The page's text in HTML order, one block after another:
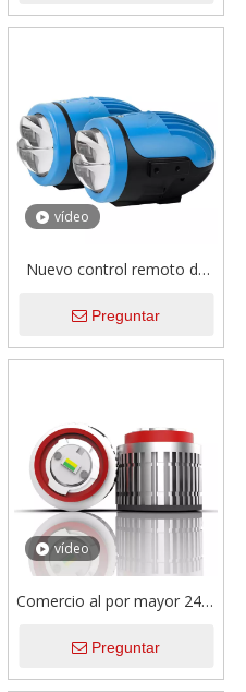
proyector lente luz antiniebla
vídeo
Nuevo control remoto de
de 2 pulgadas Proyector de
proyector de proyector LED
Preguntar
vídeo
Comercio al por mayor 24W
Ámbar Amarillo Blanco
6000K Mini luz antiniebla
Preguntar